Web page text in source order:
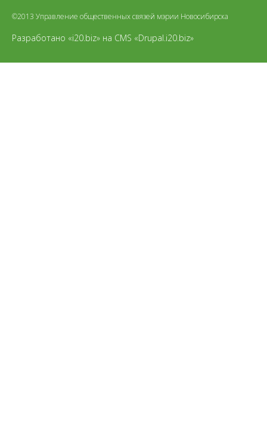
©2013 Управление общественных связей мэрии Новосибирска
Разработано «i20.biz» на CMS «Drupal.i20.biz»